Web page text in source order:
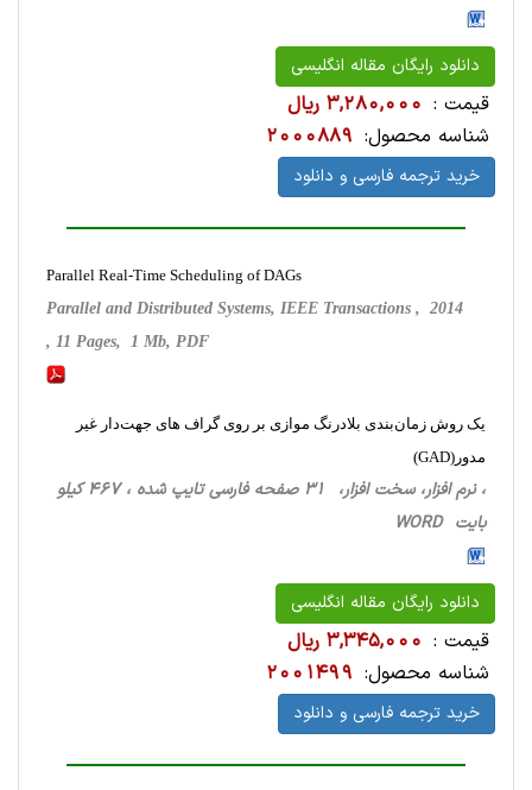
دانلود رایگان مقاله انگلیسی
قیمت : 3,280,000 ریال
شناسه محصول: 2000889
خرید ترجمه فارسی و دانلود
Parallel Real-Time Scheduling of DAGs
Parallel and Distributed Systems, IEEE Transactions , 2014
, 11 Pages, 1 Mb, PDF
یک روش ‌زمان‌بندی بلادرنگ موازی بر روی گراف های جهت‌دار غیر
مدور(GAD)
، نرم افزار، سخت ‌افزار، 31 صفحه فارسی تایپ شده ، 467 کیلو
بایت WORD
دانلود رایگان مقاله انگلیسی
قیمت : 3,345,000 ریال
شناسه محصول: 2001499
خرید ترجمه فارسی و دانلود